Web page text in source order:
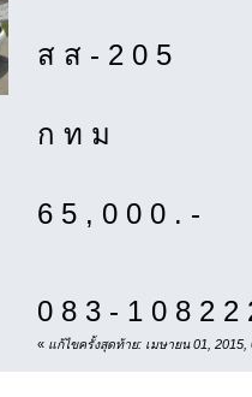
ส ส - 2 0 5
ก ท ม
6 5 , 0 0 0 . -
0 8 3 - 1 0 8 2
« แก้ไขครั้งสุดท้าย: เมษายน 01, 2015,